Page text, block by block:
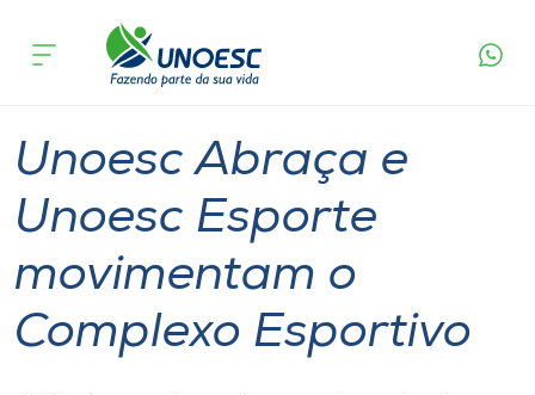
Cursos
Pesquisa
Atendimento ao Estudante
Portal de Ensino
acontece
Unoesc Abraça e
Unoesc Esporte
movimentam o
Complexo Esportivo